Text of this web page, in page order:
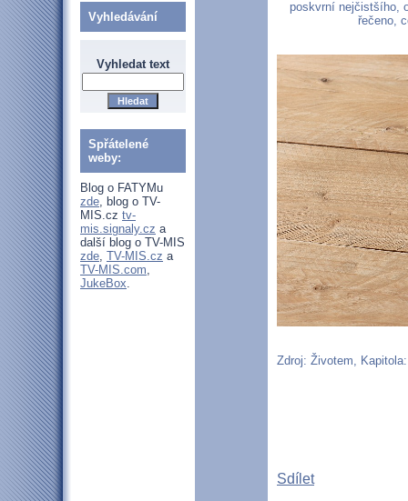
Vyhledávání
Vyhledat text
Spřátelené
weby:
Blog o FATYMu
zde, blog o TV-
MIS.cz tv-
mis.signaly.cz a
další blog o TV-MIS
zde, TV-MIS.cz a
TV-MIS.com,
JukeBox.
poskvrní nejčistšího,
řečeno,
Zdroj: Životem,
Sdílet